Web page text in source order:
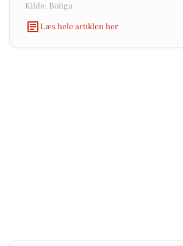
Kilde: Boliga
Læs hele artiklen her